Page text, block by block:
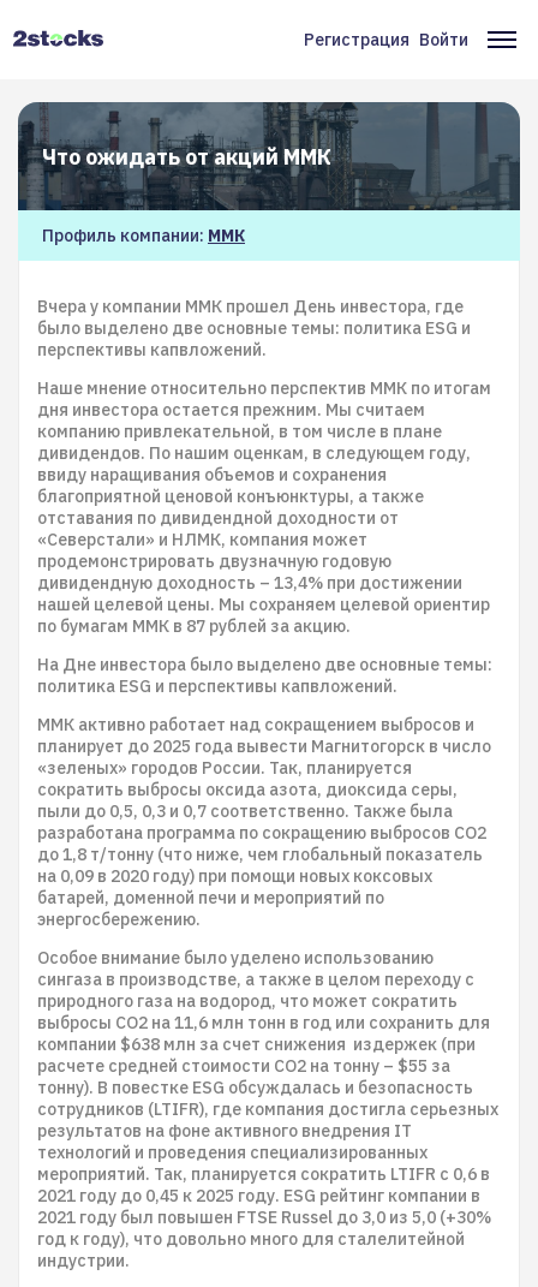
Меню
учётной
записи
пользователя
Регистрация Войти
Что ожидать от акций ММК
Профиль компании: ММК
Вчера у компании ММК прошел День инвестора, где
было выделено две основные темы: политика ESG и
перспективы капвложений.
Наше мнение относительно перспектив ММК по итогам
дня инвестора остается прежним. Мы считаем
компанию привлекательной, в том числе в плане
дивидендов. По нашим оценкам, в следующем году,
ввиду наращивания объемов и сохранения
благоприятной ценовой конъюнктуры, а также
отставания по дивидендной доходности от
«Северстали» и НЛМК, компания может
продемонстрировать двузначную годовую
дивидендную доходность – 13,4% при достижении
нашей целевой цены. Мы сохраняем целевой ориентир
по бумагам ММК в 87 рублей за акцию.
На Дне инвестора было выделено две основные темы:
политика ESG и перспективы капвложений.
ММК активно работает над сокращением выбросов и
планирует до 2025 года вывести Магнитогорск в число
«зеленых» городов России. Так, планируется
сократить выбросы оксида азота, диоксида серы,
пыли до 0,5, 0,3 и 0,7 соответственно. Также была
разработана программа по сокращению выбросов СО2
до 1,8 т/тонну (что ниже, чем глобальный показатель
на 0,09 в 2020 году) при помощи новых коксовых
батарей, доменной печи и мероприятий по
энергосбережению.
Особое внимание было уделено использованию
сингаза в производстве, а также в целом переходу с
природного газа на водород, что может сократить
выбросы СО2 на 11,6 млн тонн в год или сохранить для
компании $638 млн за счет снижения издержек (при
расчете средней стоимости СО2 на тонну – $55 за
тонну). В повестке ESG обсуждалась и безопасность
сотрудников (LTIFR), где компания достигла серьезных
результатов на фоне активного внедрения IT
технологий и проведения специализированных
мероприятий. Так, планируется сократить LTIFR с 0,6 в
2021 году до 0,45 к 2025 году. ESG рейтинг компании в
2021 году был повышен FTSE Russel до 3,0 из 5,0 (+30%
год к году), что довольно много для сталелитейной
индустрии.